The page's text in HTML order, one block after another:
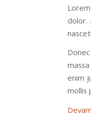
dolor.
enim
mollis